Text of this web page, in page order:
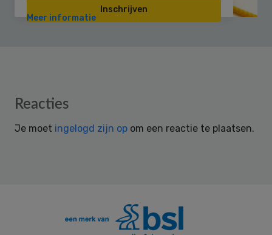
Inschrijven
Meer informatie
Reader
Reacties
Je moet ingelogd zijn op om een reactie te plaatsen.